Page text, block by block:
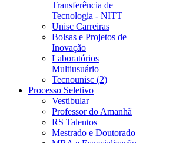
Transferência de
Tecnologia - NITT
Unisc Carreiras
Bolsas e Projetos de
Inovação
Laboratórios
Multiusuário
Tecnounisc (2)
Processo Seletivo
Vestibular
Professor do Amanhã
RS Talentos
Mestrado e Doutorado